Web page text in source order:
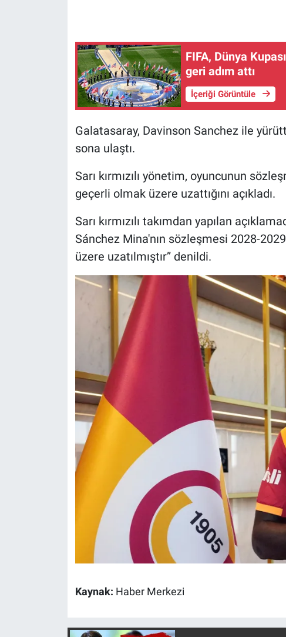
FIFA, Dünya
geri adım attı
İçeriği Görüntüle
Galatasaray, Davinson Sanchez ile
sona ulaştı.
Sarı kırmızılı yönetim, oyuncunun
geçerli olmak üzere uzattığını açıkladı.
Sarı kırmızılı takımdan yapılan
Sánchez Mina'nın sözleşmesi 2028-
üzere uzatılmıştır” denildi.
Kaynak: Haber Merkezi
Günün görüntüsü
Koronavirüs
Ne demişti
Teknoloji
Türkiye'nin Geleceği
Türkiye'nin Gündemi